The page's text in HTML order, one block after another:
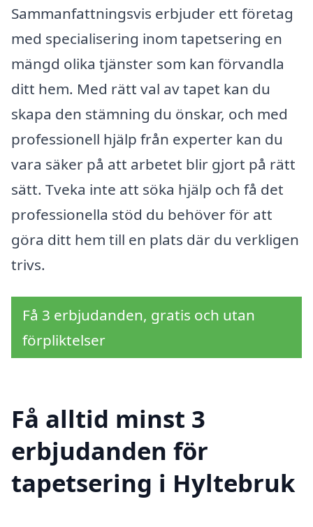
Sammanfattningsvis erbjuder ett företag
med specialisering inom tapetsering en
mängd olika tjänster som kan förvandla
ditt hem. Med rätt val av tapet kan du
skapa den stämning du önskar, och med
professionell hjälp från experter kan du
vara säker på att arbetet blir gjort på rätt
sätt. Tveka inte att söka hjälp och få det
professionella stöd du behöver för att
göra ditt hem till en plats där du verkligen
trivs.
Få 3 erbjudanden, gratis och utan
förpliktelser
Få alltid minst 3
erbjudanden för
tapetsering i Hyltebruk